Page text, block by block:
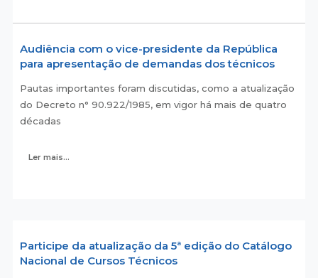
Audiência com o vice-presidente da República
para apresentação de demandas dos técnicos
Pautas importantes foram discutidas, como a atualização
do Decreto n° 90.922/1985, em vigor há mais de quatro
décadas
Ler mais...
Participe da atualização da 5ª edição do Catálogo
Nacional de Cursos Técnicos